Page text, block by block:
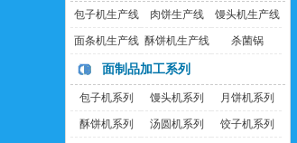
包子机生产线 肉饼生产线 馒头机生产线
面条机生产线 酥饼机生产线 杀菌锅
面制品加工系列
包子机系列 馒头机系列 月饼机系列
酥饼机系列 汤圆机系列 饺子机系列